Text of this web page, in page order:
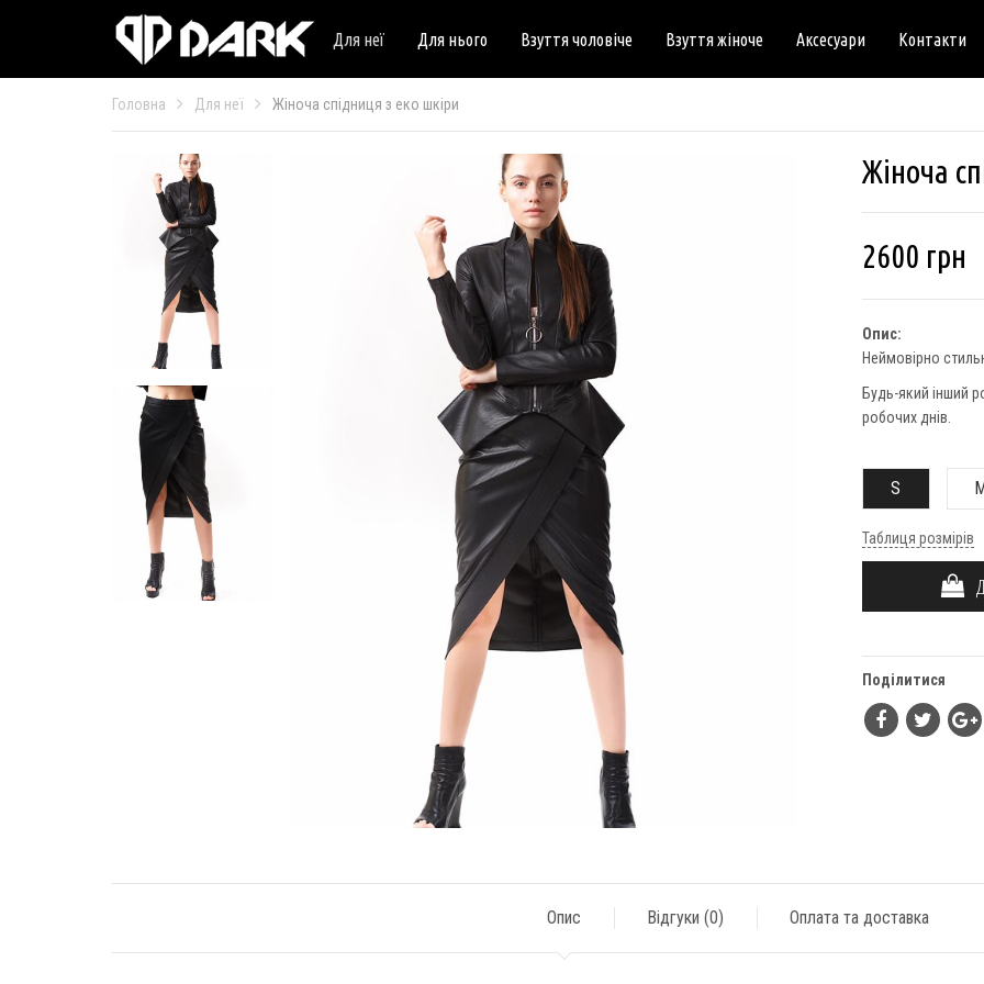
Для неї Для нього Взуття чоловіче Взуття жіноче Аксесуари Контакти
Головна Для неї Жіноча спідниця з еко шкіри
Жіноча
2600 грн
Опис:
Неймовірно
Будь-який інший
робочих днів.
S
Таблиця розмірів
Поділитися
Опис Відгуки (0) Оплата та доставка